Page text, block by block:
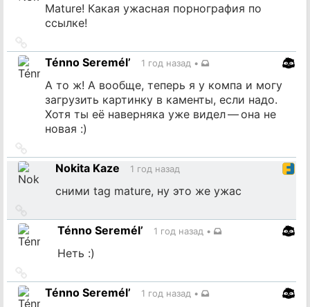
Mature! Какая ужасная порнография по
ссылке!
на
источник
Ténno Seremél’ 1 год назад •
А то ж! А вообще, теперь я у компа и могу
загрузить картинку в каменты, если надо.
Хотя ты её наверняка уже видел — она не
новая :)
на
источникNokita Kaze 1 год назад
сними tag mature, ну это же ужас
на
источникTénno Seremél’ 1 год назад •
Неть :)
на
источник
Ténno Seremél’ 1 год назад •